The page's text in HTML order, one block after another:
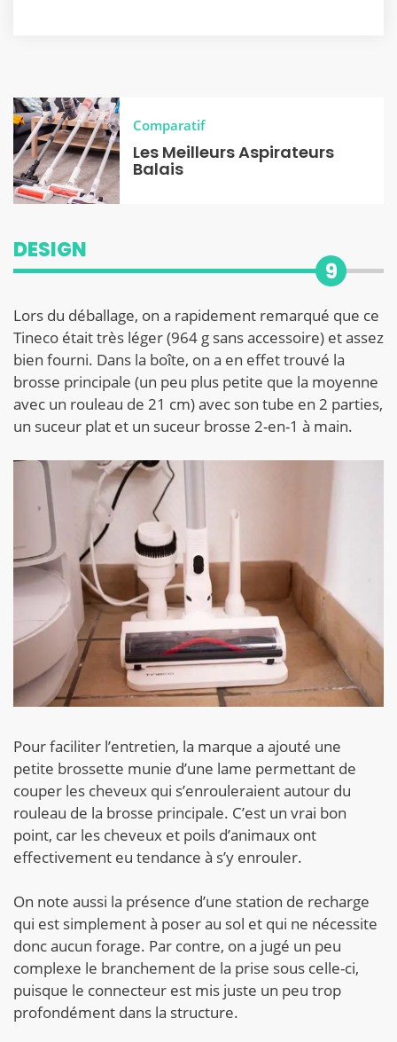
Comparatif
Les Meilleurs Aspirateurs
Balais
DESIGN
9
Lors du déballage, on a rapidement remarqué que ce
Tineco était très léger (964 g sans accessoire) et assez
bien fourni. Dans la boîte, on a en effet trouvé la
brosse principale (un peu plus petite que la moyenne
avec un rouleau de 21 cm) avec son tube en 2 parties,
un suceur plat et un suceur brosse 2-en-1 à main.
Pour faciliter l’entretien, la marque a ajouté une
petite brossette munie d’une lame permettant de
couper les cheveux qui s’enrouleraient autour du
rouleau de la brosse principale. C’est un vrai bon
point, car les cheveux et poils d’animaux ont
effectivement eu tendance à s’y enrouler.
On note aussi la présence d’une station de recharge
qui est simplement à poser au sol et qui ne nécessite
donc aucun forage. Par contre, on a jugé un peu
complexe le branchement de la prise sous celle-ci,
puisque le connecteur est mis juste un peu trop
profondément dans la structure.